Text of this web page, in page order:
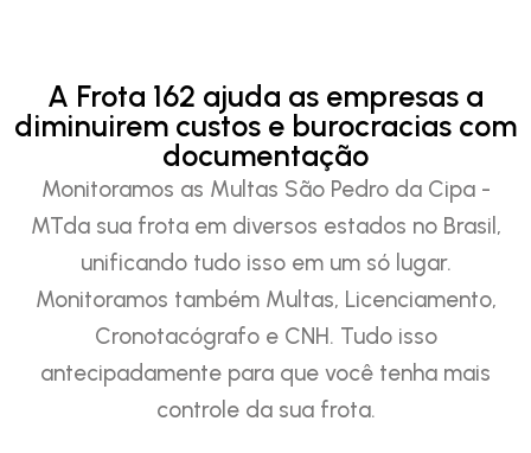
A Frota 162 ajuda as empresas a
diminuirem custos e burocracias com
documentação
Monitoramos as Multas São Pedro da Cipa -
MTda sua frota em diversos estados no Brasil,
unificando tudo isso em um só lugar.
Monitoramos também Multas, Licenciamento,
Cronotacógrafo e CNH. Tudo isso
antecipadamente para que você tenha mais
controle da sua frota.